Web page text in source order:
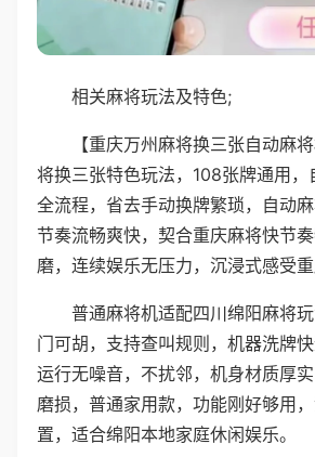
相关麻将玩法及特色;
【重庆万州麻将换三张自动麻
将换三张特色玩法，108张牌通用
全流程，省去手动换牌繁琐，自动麻
节奏流畅爽快，契合重庆麻将快节
磨，连续娱乐无压力，沉浸式感受重
普通麻将机适配四川绵阳麻将
门可胡，支持查叫规则，机器洗牌快
运行无噪音，不扰邻，机身材质厚
磨损，普通家用款，功能刚好够用
置，适合绵阳本地家庭休闲娱乐。